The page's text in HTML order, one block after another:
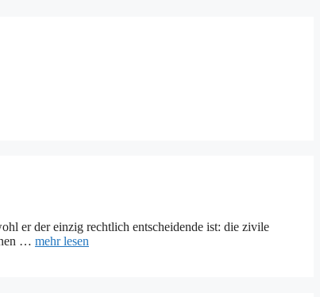
er der einzig rechtlich entscheidende ist: die zivile
… mehr lesen